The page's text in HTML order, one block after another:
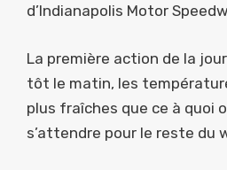
d’Indianapolis Motor
La première action de la
tôt le matin, les
plus fraîches que ce à quoi
s’attendre pour le reste du